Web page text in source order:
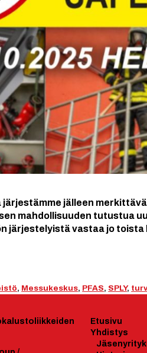
jälleen
mahdollisuuden tutustua
järjestelyistä vastaa jo
, Messukeskus, PFAS, SPLY,
Etusivu
Yhdistys
Jäsenyrityk